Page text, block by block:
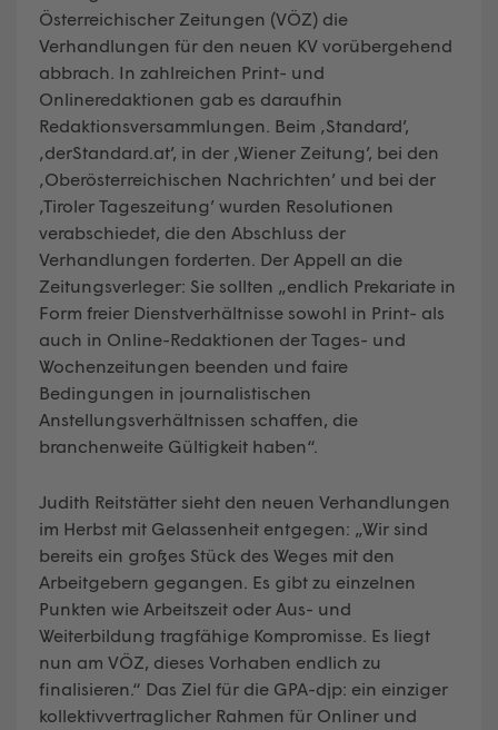
Österreichischer Zeitungen (VÖZ) die
Verhandlungen für den neuen KV vorübergehend
abbrach. In zahlreichen Print- und
Onlineredaktionen gab es daraufhin
Redaktionsversammlungen. Beim ‚Standard’,
‚derStandard.at’, in der ‚Wiener Zeitung’, bei den
‚Oberösterreichischen Nachrichten’ und bei der
‚Tiroler Tageszeitung’ wurden Resolutionen
verabschiedet, die den Abschluss der
Verhandlungen forderten. Der Appell an die
Zeitungsverleger: Sie sollten „endlich Prekariate in
Form freier Dienstverhältnisse sowohl in Print- als
auch in Online-Redaktionen der Tages- und
Wochenzeitungen beenden und faire
Bedingungen in journalistischen
Anstellungsverhältnissen schaffen, die
branchenweite Gültigkeit haben“.
Judith Reitstätter sieht den neuen Verhandlungen
im Herbst mit Gelassenheit entgegen: „Wir sind
bereits ein großes Stück des Weges mit den
Arbeitgebern gegangen. Es gibt zu einzelnen
Punkten wie Arbeitszeit oder Aus- und
Weiterbildung tragfähige Kompromisse. Es liegt
nun am VÖZ, dieses Vorhaben endlich zu
finalisieren.“ Das Ziel für die GPA-djp: ein einziger
kollektivvertraglicher Rahmen für Onliner und